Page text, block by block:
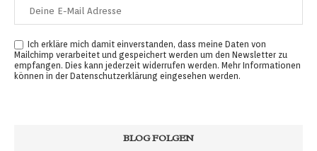
Ich erkläre mich damit einverstanden, dass meine Daten von
Mailchimp verarbeitet und gespeichert werden um den Newsletter zu
empfangen. Dies kann jederzeit widerrufen werden. Mehr Informationen
können in der Datenschutzerklärung eingesehen werden.